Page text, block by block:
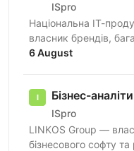
ISpro
Національна ІТ-
власник брендів,
бізнесового софту
6 August
Бізнес-
ISpro
LINKOS Group —
бізнесового софту